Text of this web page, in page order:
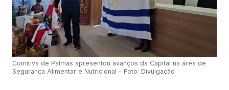
Comitiva de Palmas apresentou avanços da Capital na área de
Segurança Alimentar e Nutricional - Foto: Divulgação